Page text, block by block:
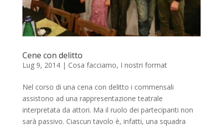
Cene con delitto
Lug 9, 2014| Cosa facciamo, I nostri format
Nel corso di una cena con delitto i commensali
assistono ad una rappresentazione teatrale
interpretata da attori. Ma il ruolo dei partecipanti non
sarà passivo. Ciascun tavolo è, infatti, una squadra